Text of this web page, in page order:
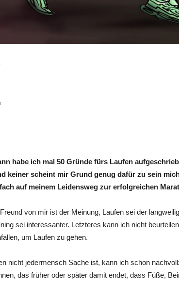
habe ich mal 50 Gründe fürs Laufen
keiner scheint mir Grund genug dafür zu sein
auf meinem Leidensweg zur erfolgreichen
von mir ist der Meinung, Laufen sei der
sei interessanter. Letzteres kann ich nicht
um Laufen zu gehen.
nicht jedermensch Sache ist, kann ich schon
das früher oder später damit endet, dass Füße,